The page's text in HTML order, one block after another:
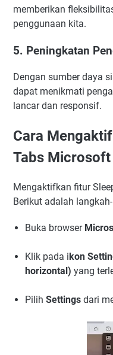
memberikan
penggunaan kita.
5. Peningkatan
Dengan sumber daya
dapat menikmati
lancar dan responsif.
Cara
Tabs Microsoft
Mengaktifkan fitur
Berikut adalah
Buka browser
Klik pada i kon
horizontal) yang
Pilih Settings dari